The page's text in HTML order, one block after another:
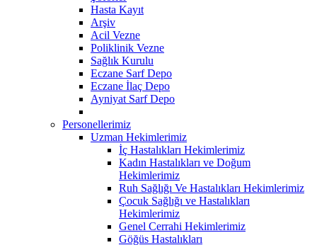
Hasta Kayıt
Arşiv
Acil Vezne
Poliklinik Vezne
Sağlık Kurulu
Eczane Sarf Depo
Eczane İlaç Depo
Ayniyat Sarf Depo
Personellerimiz
Uzman Hekimlerimiz
İç Hastalıkları Hekimlerimiz
Kadın Hastalıkları ve Doğum
Hekimlerimiz
Ruh Sağlığı Ve Hastalıkları Hekimlerimiz
Çocuk Sağlığı ve Hastalıkları
Hekimlerimiz
Genel Cerrahi Hekimlerimiz
Göğüs Hastalıkları